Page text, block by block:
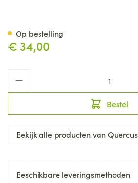
€ 34,00
Bestel
Op bestelling
Bekijk alle producten van Quercus
Beschikbare leveringsmethoden